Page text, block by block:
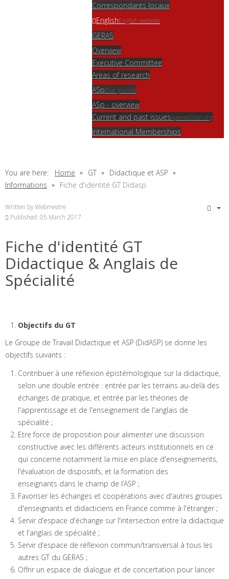
Correspondants locaux
EnglishEnglish website
GERAS
Overview
Executive Committee
Areas of research
ASpOur journal
ASp - overview
Current and past issuesopenedition.org
International Memberships
You are here: Home GT
Didactique et ASP
Informations
Fiche d'identité GT Didasp
Written byWebmestre
Published: 05 March 2017
Fiche d'identité GT
Didactique & Anglais de
Spécialité
Objectifs du GT
Le Groupe de Travail Didactique et ASP (DidASP) se donne les
objectifs suivants :
Contribuer à une réflexion épistémologique sur la didactique,
selon une double entrée : entrée par les terrains au-delà des
échanges de pratique, et entrée par les théories de
l'apprentissage et de l'enseignement de l'anglais de
spécialité ;
Etre force de proposition pour alimenter une discussion
constructive avec les différents acteurs institutionnels en ce
qui concerne notamment la mise en place d'enseignements,
l'évaluation de dispositifs, et la formation des
enseignants dans le champ de l’ASP ;
Favoriser les échanges et coopérations avec d'autres groupes
d'enseignants et didacticiens en France comme à l'étranger ;
Servir d’espace d'échange sur l'intersection entre la didactique
et l'anglais de spécialité ;
Servir d’espace de réflexion commun/transversal à tous les
autres GT du GERAS ;
Offrir un espace de dialogue et de concertation pour lancer